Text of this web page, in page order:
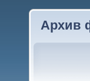
Архив